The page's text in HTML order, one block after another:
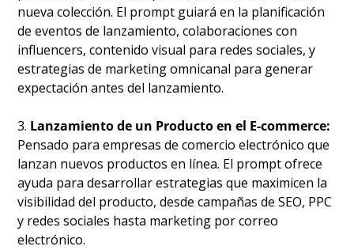
nueva colección. El prompt guiará en la planificación
de eventos de lanzamiento, colaboraciones con
influencers, contenido visual para redes sociales, y
estrategias de marketing omnicanal para generar
expectación antes del lanzamiento.
3. Lanzamiento de un Producto en el E-commerce:
Pensado para empresas de comercio electrónico que
lanzan nuevos productos en línea. El prompt ofrece
ayuda para desarrollar estrategias que maximicen la
visibilidad del producto, desde campañas de SEO, PPC
y redes sociales hasta marketing por correo
electrónico.